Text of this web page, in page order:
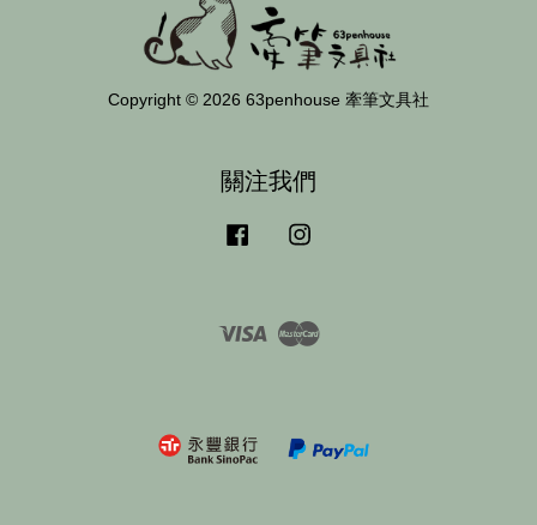
Copyright © 2026 63penhouse 牽筆文具社
關注我們
Facebook
Visa Master